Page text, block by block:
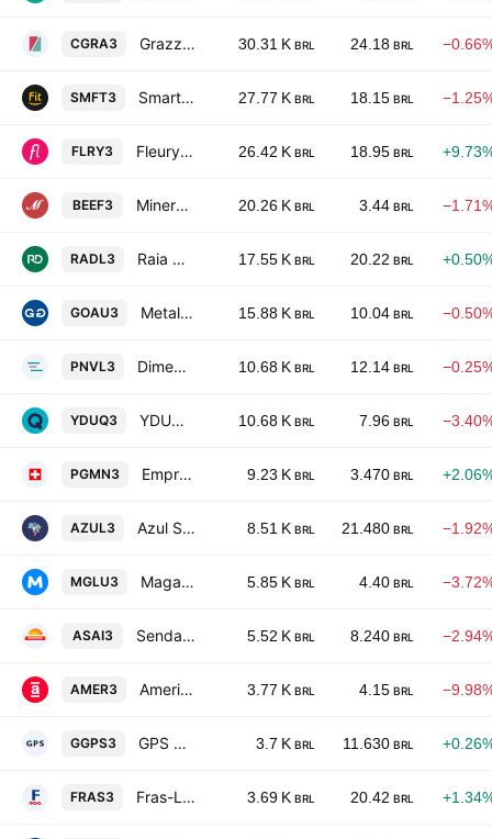
CGRA3 Grazziotin S.A. 30.31 K BRL 24.18 BRL
SMFT3 Smartfit Escola de Ginastica e Danca SA 27.77 K BRL 18.15 BRL
FLRY3 Fleury SA 26.42 K BRL 18.95 BRL
BEEF3 Minerva S.A. 20.26 K BRL 3.44 BRL
RADL3 Raia Drogasil S.A. 17.55 K BRL 20.22 BRL
GOAU3 Metalurgica Gerdau S.A. 15.88 K BRL 10.04 BRL
PNVL3 Dimed S.A. Distribuidora de Medicamentos 10.68 K BRL 12.14 BRL
YDUQ3 YDUQS Participacoes SA 10.68 K BRL 7.96 BRL
PGMN3 Empreendimentos Pague Menos SA 9.23 K BRL 3.470 BRL
AZUL3 Azul S.A. 8.51 K BRL 21.480 BRL
MGLU3 Magazine Luiza S.A. 5.85 K BRL 4.40 BRL
ASAI3 Sendas Distribuidora SA 5.52 K BRL 8.240 BRL
AMER3 Americanas SA 3.77 K BRL 4.15 BRL
GGPS3 GPS Participacoes e Empreendimentos SA 3.7 K BRL 11.630 BRL
FRAS3 Fras-Le S.A. 3.69 K BRL 20.42 BRL